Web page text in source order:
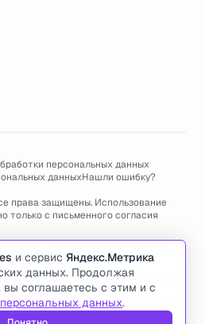
персональных данных
данныхНашли ошибку?
права защищены. Использование
только с письменного согласия
с использованием cookies и
данных.
с работой сайта, ошибками, глюками
адресу электронной почты
в телеграм@usedcarsru_support
и сервис Яндекс.Метрика
данных. Продолжая
вы соглашаетесь с этим и с
данных.